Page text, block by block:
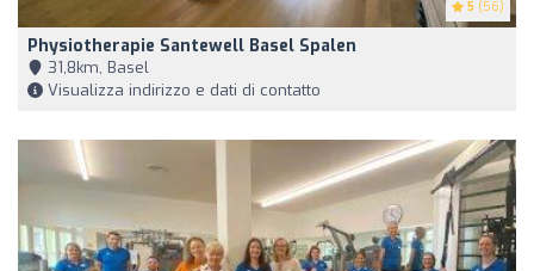
5 (56)
Physiotherapie Santewell Basel Spalen
31,8km, Basel
Visualizza indirizzo e dati di contatto